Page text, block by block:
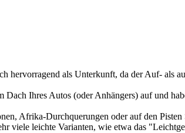
hervorragend als Unterkunft, da der Auf- als
Ihres Autos (oder Anhängers) auf und
Afrika-Durchquerungen oder auf den
viele leichte Varianten, wie etwa das